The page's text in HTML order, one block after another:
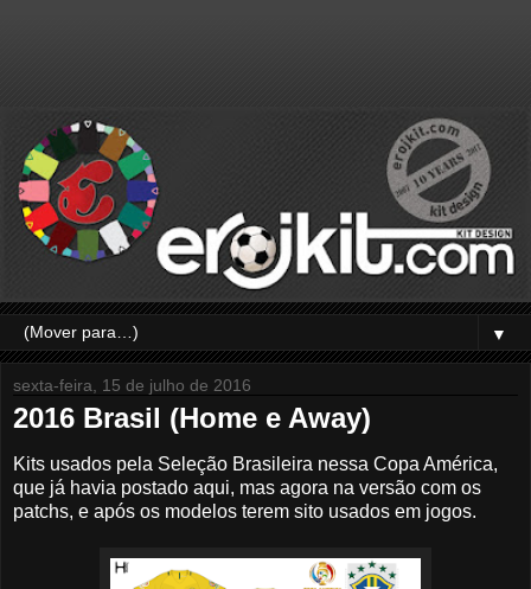
▼
sexta-feira, 15 de julho de 2016
2016 Brasil (Home e Away)
Kits usados pela Seleção Brasileira nessa Copa América,
que já havia postado aqui, mas agora na versão com os
patchs, e após os modelos terem sito usados em jogos.